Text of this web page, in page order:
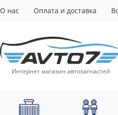
О нас Оплата и доставка
Интернет магазин автозапчастей